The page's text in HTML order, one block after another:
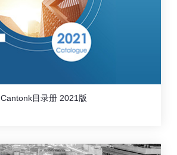
Cantonk目录册 2021版